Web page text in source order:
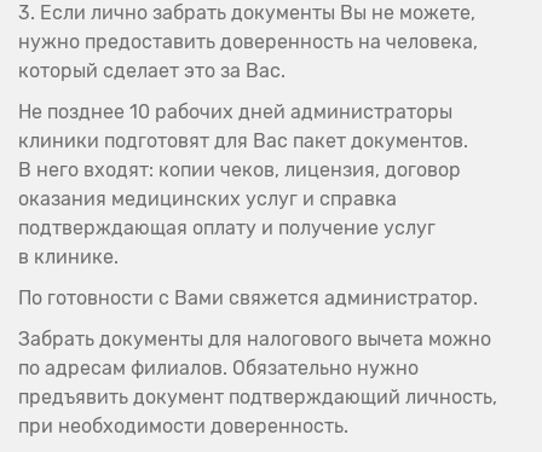
3. Если лично забрать документы Вы не можете,
нужно предоставить доверенность на человека,
который сделает это за Вас.
Не позднее 10 рабочих дней администраторы
клиники подготовят для Вас пакет документов.
В него входят: копии чеков, лицензия, договор
оказания медицинских услуг и справка
подтверждающая оплату и получение услуг
в клинике.
По готовности с Вами свяжется администратор.
Забрать документы для налогового вычета можно
по адресам филиалов. Обязательно нужно
предъявить документ подтверждающий личность,
при необходимости доверенность.